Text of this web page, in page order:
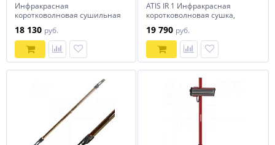
Инфракрасная
коротковолновая сушильная
ремонта, модель FY-1W, арт.
№ HZ 19.4.100 / КИТАЙ HOREX
18 130 руб.
ATIS IR 1 Инфракрасная
коротковолновая сушка,
19 790 руб.